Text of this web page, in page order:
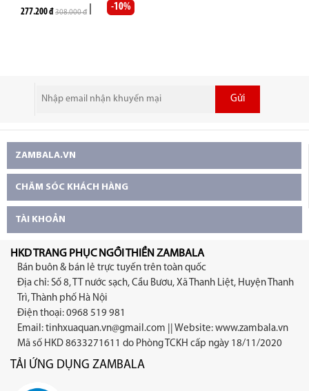
277.200 đ 308.000 đ
-10%
Gửi
ZAMBALA.VN
CHĂM SÓC KHÁCH HÀNG
TÀI KHOẢN
HKD TRANG PHỤC NGỒI THIỀN ZAMBALA
Bán buôn & bán lẻ trực tuyến trên toàn quốc
Địa chỉ: Số 8, TT nước sạch, Cầu Bươu, Xã Thanh Liệt, Huyện Thanh
Trì, Thành phố Hà Nội
Điện thoại: 0968 519 981
Email: tinhxuaquan.vn@gmail.com || Website: www.zambala.vn
Mã số HKD 8633271611 do Phòng TCKH cấp ngày 18/11/2020
TẢI ỨNG DỤNG ZAMBALA